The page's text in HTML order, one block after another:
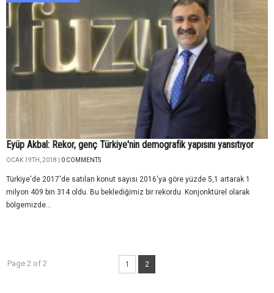
Eyüp Akbal: Rekor, genç Türkiye'nin demografik yapısını yansıtıyor
OCAK 19TH, 2018 | 0 COMMENTS
Türkiye'de 2017'de satılan konut sayısı 2016'ya göre yüzde 5,1 artarak 1
milyon 409 bin 314 oldu. Bu beklediğimiz bir rekordu. Konjonktürel olarak
bölgemizde...
Page 2 of 2 1 2